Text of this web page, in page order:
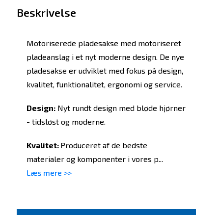
Beskrivelse
Motoriserede pladesakse med motoriseret
pladeanslag i et nyt moderne design. De nye
pladesakse er udviklet med fokus på design,
kvalitet, funktionalitet, ergonomi og service.
Design:Nyt rundt design med bløde hjørner
- tidsløst og moderne.
Kvalitet: Produceret af de bedste
materialer og komponenter i vores p...
Læs mere >>